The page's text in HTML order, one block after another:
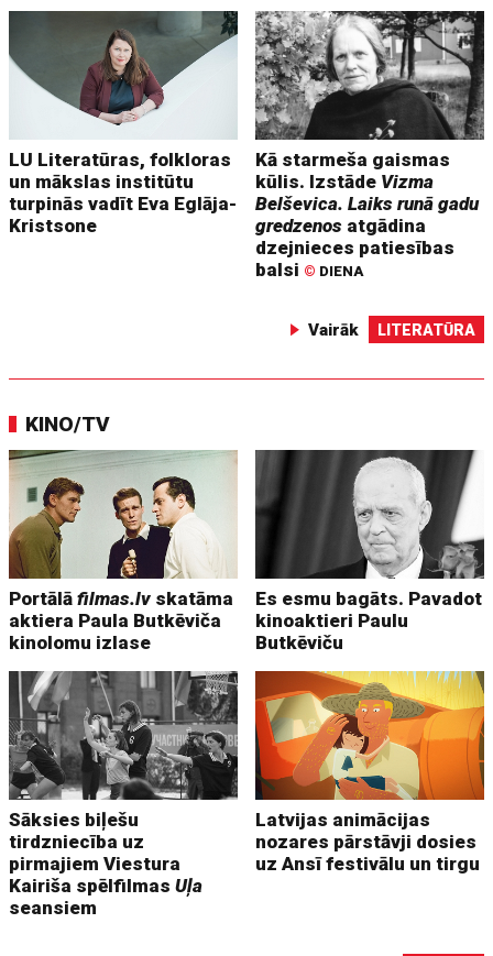
LU Literatūras, folkloras
un mākslas institūtu
turpinās vadīt Eva Eglāja-
Kristsone
Kā starmeša gaismas
kūlis. Izstāde Vizma
Belševica. Laiks runā gadu
gredzenos atgādina
dzejnieces patiesības
balsi © DIENA
Vairāk LITERATŪRA
KINO/TV
Portālāfilmas.lv skatāma
aktiera Paula Butkēviča
kinolomu izlase
Es esmu bagāts. Pavadot
kinoaktieri Paulu
Butkēviču
Sāksies biļešu
tirdzniecība uz
pirmajiem Viestura
Kairiša spēlfilmasUļa
seansiem
Latvijas animācijas
nozares pārstāvji dosies
uz Ansī festivālu un tirgu